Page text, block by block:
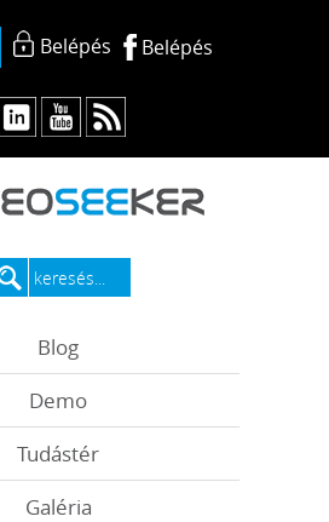
Belépés Belépés
Blog
Demo
Tudástér
Galéria